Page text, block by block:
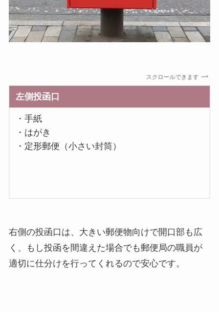
スクロールできます
左側投函口
・手紙
・はがき
・定形郵便（小さい封筒）
右側の投函口は、大きい郵便物向けで開口部も広
く、もし投函を間違えた場合でも郵便局の職員が
適切に仕分けを行ってくれるので安心です。